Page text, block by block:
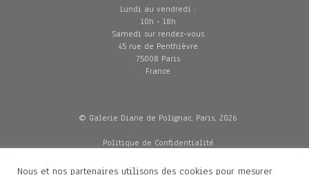
Lundi au vendredi :
10h - 18h
Samedi sur rendez-vous
45 rue de Penthièvre
75008 Paris
France
© Galerie Diane de Polignac, Paris, 2026
Politique de Confidentialité
Mentions légales
Nous et nos partenaires utilisons des cookies pour mesurer